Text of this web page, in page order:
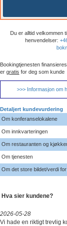
Du er alltid velkommen
henvendelser:
Bookingtjenesten
er gratis for deg som kunde
>>> Informasjon om
Detaljert kundevurdering
Om konferanselokalene
Om innkvarteringen
Om restauranten og
Om tjenesten
Om det store bildet/verdi
Hva sier kundene?
2026-05-28
Vi hade en riktigt trevlig